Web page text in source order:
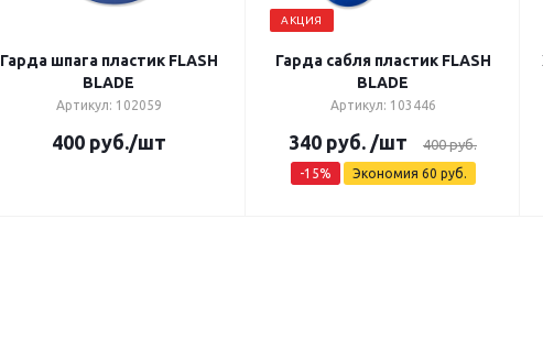
Гарда шпага пластик FLASH
BLADE
Артикул: 102059
400руб./шт
АКЦИЯ
Гарда сабля пластик FLASH
BLADE
Артикул: 103446
340 руб. /шт 400руб.
-15% Экономия 60 руб.